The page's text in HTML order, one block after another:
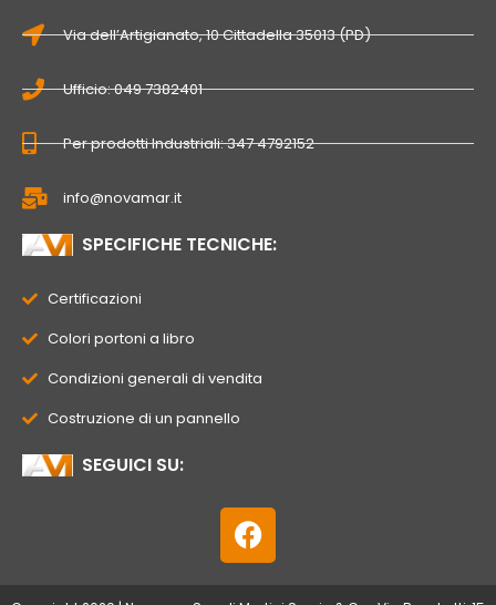
Via dell’Artigianato, 10 Cittadella 35013 (PD)
Ufficio: 049 7382401
Per prodotti Industriali: 347 4792152
info@novamar.it
SPECIFICHE TECNICHE:
Certificazioni
Colori portoni a libro
Condizioni generali di vendita
Costruzione di un pannello
SEGUICI SU:
F
a